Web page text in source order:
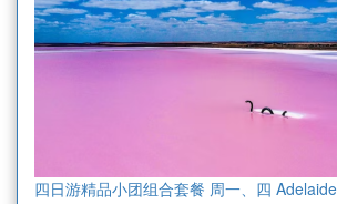
四日游精品小团组合套餐 周一、四